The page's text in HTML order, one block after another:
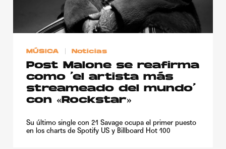
MÚSICA Noticias
Post Malone se reafirma
como ‘el artista más
streameado del mundo’
con «Rockstar»
Su último single con 21 Savage ocupa el primer puesto
en los charts de Spotify US y Billboard Hot 100